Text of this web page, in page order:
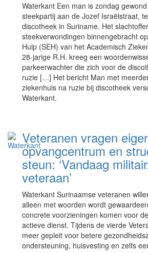
Waterkant Een man is zondag
steekpartij aan de Jozef Israëlstraat,
discotheek in Suriname. Het
steekverwondingen binnengebracht
Hulp (SEH) van het Academisch
28-jarige R.H. kreeg een
parkeerwachter die zich voor de
ruzie […] Het bericht Man met
ziekenhuis na ruzie bij discotheek
Waterkant.
Veteranen vragen
opvangcentrum en
steun: ‘Vandaag
veteraan’
Waterkant Surinaamse veteranen
alleen met woorden wordt
concrete voorzieningen komen voor
actieve dienst. Tijdens de vierde
meer gepleit voor betere
ondersteuning, huisvesting en zelfs